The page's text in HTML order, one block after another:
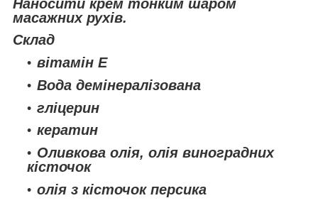
Наносити крем тонким шаром
масажних рухів.
Склад
вітамін Е
Вода демінералізована
гліцерин
кератин
Оливкова олія, олія виноградних
кісточок
олія з кісточок персика